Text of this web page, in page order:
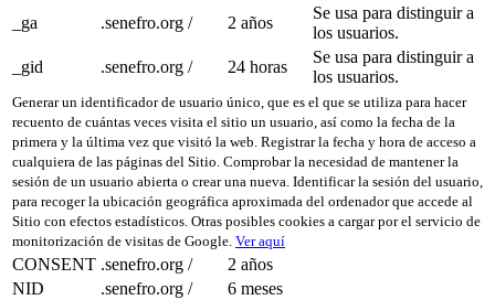
_ga
.senefro.org / 2 años
Se usa para distinguir a
los usuarios.
_gid
.senefro.org / 24 horas
Se usa para distinguir a
los usuarios.
Generar un identificador de usuario único, que es el que se utiliza para hacer
recuento de cuántas veces visita el sitio un usuario, así como la fecha de la
primera y la última vez que visitó la web. Registrar la fecha y hora de acceso a
cualquiera de las páginas del Sitio. Comprobar la necesidad de mantener la
sesión de un usuario abierta o crear una nueva. Identificar la sesión del usuario,
para recoger la ubicación geográfica aproximada del ordenador que accede al
Sitio con efectos estadísticos. Otras posibles cookies a cargar por el servicio de
monitorización de visitas de Google. Ver aquí
CONSENT .senefro.org /
2 años
NID
.senefro.org /
6 meses